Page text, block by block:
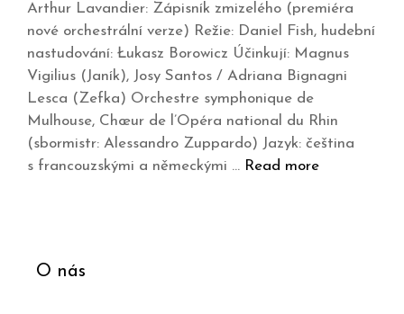
Arthur Lavandier: Zápisník zmizelého (premiéra
nové orchestrální verze) Režie: Daniel Fish, hudební
nastudování: Łukasz Borowicz Účinkují: Magnus
Vigilius (Janík), Josy Santos / Adriana Bignagni
Lesca (Zefka) Orchestre symphonique de
Mulhouse, Chœur de l’Opéra national du Rhin
(sbormistr: Alessandro Zuppardo) Jazyk: čeština
s francouzskými a německými … Read more
O nás